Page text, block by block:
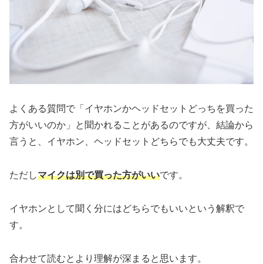
よくある質問で「イヤホンかヘッドセットどっちを買った
方がいいのか」と聞かれることがあるのですが、結論から
言うと、イヤホン、ヘッドセットどちらでも大丈夫です。
ただしマイクは別で買った方がいいです。
イヤホンとして聞く分にはどちらでもいいという解釈で
す。
合わせて読むとより理解が深まると思います。